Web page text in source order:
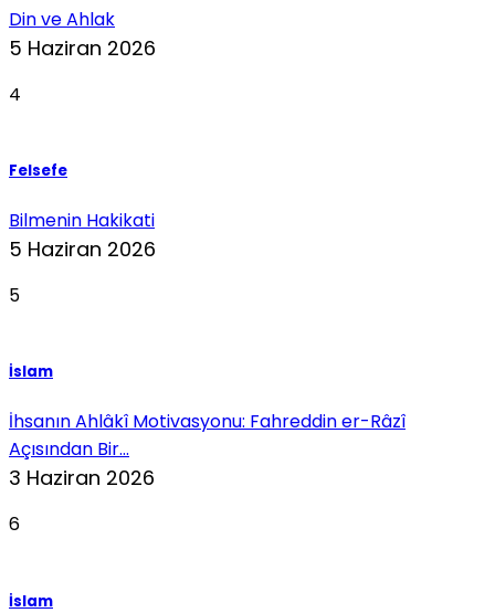
Din ve Ahlak
5 Haziran 2026
4
Felsefe
Bilmenin Hakikati
5 Haziran 2026
5
İslam
İhsanın Ahlâkî Motivasyonu: Fahreddin er-Râzî
Açısından Bir...
3 Haziran 2026
6
İslam